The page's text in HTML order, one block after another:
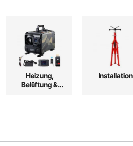
Heizung,
Belüftung &
Installation